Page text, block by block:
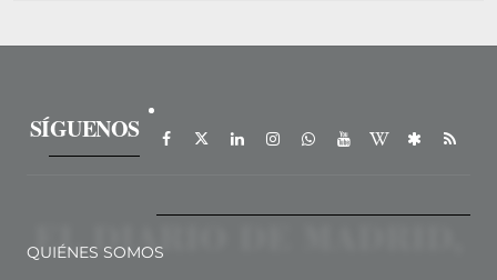
SÍGUENOS
QUIÉNES SOMOS